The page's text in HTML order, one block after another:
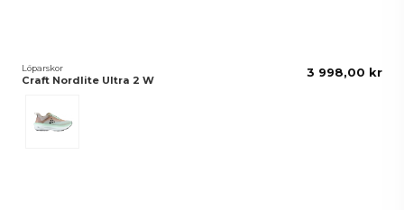
Löparskor
Craft Nordlite Ultra 2 W
3 998,00 kr